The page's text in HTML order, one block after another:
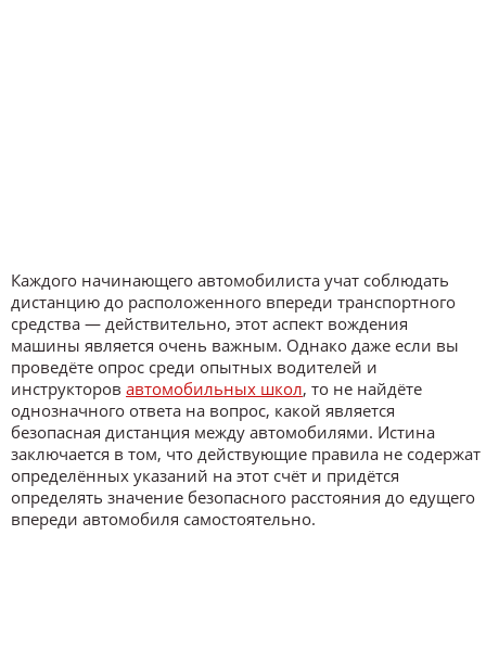
Каждого начинающего автомобилиста учат соблюдать
дистанцию до расположенного впереди транспортного
средства — действительно, этот аспект вождения
машины является очень важным. Однако даже если вы
проведёте опрос среди опытных водителей и
инструкторов автомобильных школ, то не найдёте
однозначного ответа на вопрос, какой является
безопасная дистанция между автомобилями. Истина
заключается в том, что действующие правила не содержат
определённых указаний на этот счёт и придётся
определять значение безопасного расстояния до едущего
впереди автомобиля самостоятельно.